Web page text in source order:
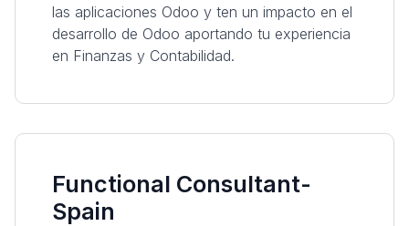
las aplicaciones Odoo y ten un impacto en el
desarrollo de Odoo aportando tu experiencia
en Finanzas y Contabilidad.
Functional Consultant-
Spain